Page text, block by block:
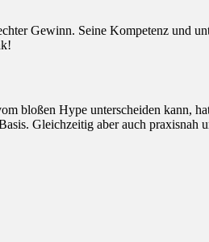
Gewinn. Seine Kompetenz und
bloßen Hype unterscheiden kann,
Gleichzeitig aber auch